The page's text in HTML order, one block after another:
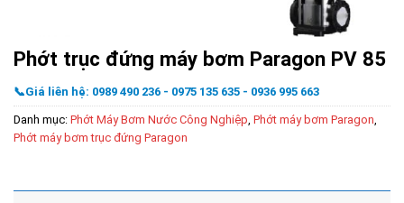
Phớt trục đứng máy bơm Paragon PV 85
📞Giá liên hệ: 0989 490 236 - 0975 135 635 - 0936 995 663
Danh mục: Phớt Máy Bơm Nước Công Nghiệp, Phớt máy bơm Paragon,
Phớt máy bơm trục đứng Paragon